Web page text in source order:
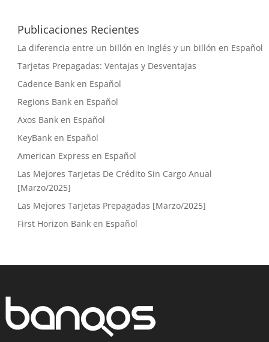
Publicaciones Recientes
La diferencia entre un billón en Inglés y un billón en Español
Tarjetas Prepagadas: Ventajas y Desventajas
Cadence Bank en Español
Regions Bank en Español
Axos Bank en Español
KeyBank en Español
American Express en Español
Las Mejores Tarjetas De Crédito Sin Cargo Anual
[Marzo/2025]
Las Mejores Tarjetas Prepagadas [Marzo/2025]
First Horizon Bank en Español